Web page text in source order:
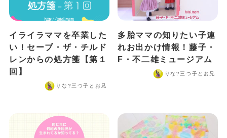
イライラママを卒業した
い！セーブ・ザ・チルド
レンからの処方箋【第１
回】
りな?️三つ子とお兄
多胎ママの知りたい子連
れお出かけ情報！藤子・
F・不二雄ミュージアム
りな?️三つ子とお兄